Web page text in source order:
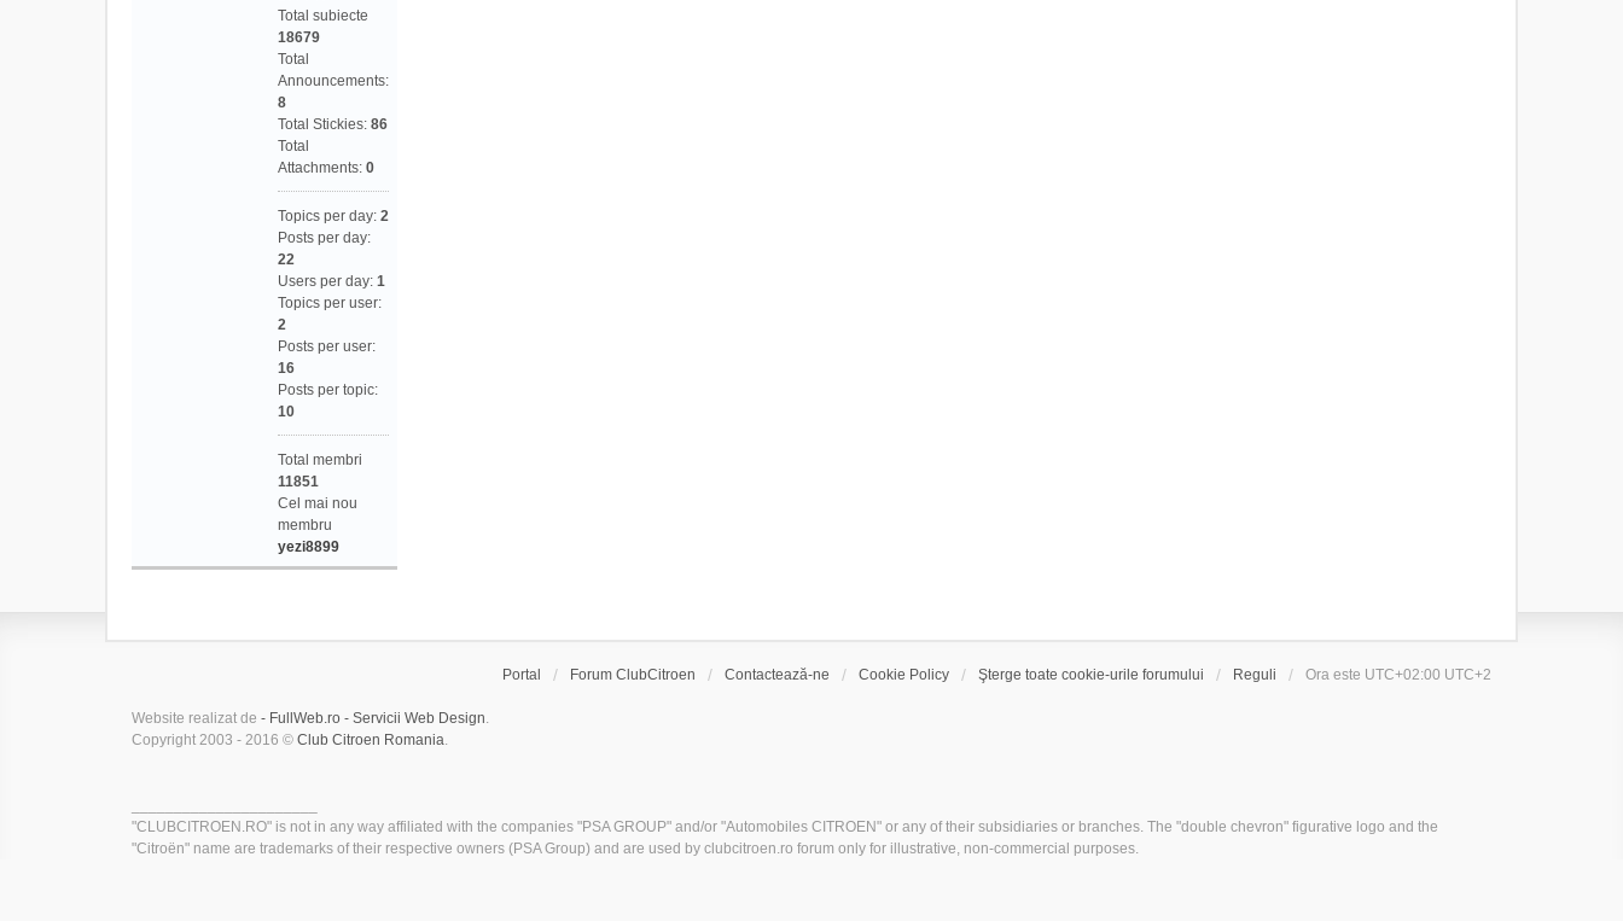
Total subiecte
18679
Total
Announcements:
8
Total Stickies: 86
Total
Attachments: 0
Topics per day: 2
Posts per day:
22
Users per day: 1
Topics per user:
2
Posts per user:
16
Posts per topic:
10
Total membri
11851
Cel mai nou
membru
yezi8899
Portal Forum ClubCitroen Contactează-ne Cookie Policy Şterge toate cookie-urile forumului Reguli Ora este UTC+02:00 UTC+2
Website realizat de - FullWeb.ro - Servicii Web Design.
Copyright 2003 - 2016 © Club Citroen Romania.
"CLUBCITROEN.RO" is not in any way affiliated with the companies "PSA GROUP" and/or "Automobiles CITROEN" or any of their subsidiaries or branches. The "double chevron" figurative logo and the
"Citroën" name are trademarks of their respective owners (PSA Group) and are used by clubcitroen.ro forum only for illustrative, non-commercial purposes.